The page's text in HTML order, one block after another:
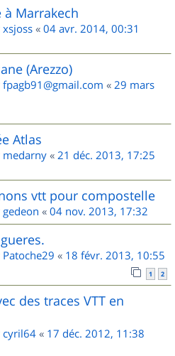
à Marrakech
xsjoss « 04 avr. 2014, 00:31
(Arezzo)
fpagb91@gmail.com « 29 mars
Atlas
medarny « 21 déc. 2013, 17:25
vtt pour compostelle
gedeon « 04 nov. 2013, 17:32
Patoche29 « 18 févr. 2013, 10:55
1 2
des traces VTT en
cyril64 « 17 déc. 2012, 11:38